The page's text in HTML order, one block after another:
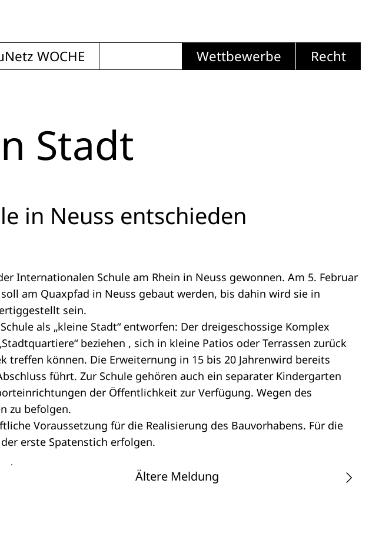
WOCHE Wettbewerbe Recht
Stadt
in Neuss entschieden
Internationalen Schule am Rhein in Neuss gewonnen. Am 5. Februar
am Quaxpfad in Neuss gebaut werden, bis dahin wird sie in
sein.
als „kleine Stadt“ entworfen: Der dreigeschossige Komplex
beziehen , sich in kleine Patios oder Terrassen zurück
treffen können. Die Erweiternung in 15 bis 20 Jahrenwird bereits
führt. Zur Schule gehören auch ein separater Kindergarten
der Öffentlichkeit zur Verfügung. Wegen des
zu befolgen.
Voraussetzung für die Realisierung des Bauvorhabens. Für die
erste Spatenstich erfolgen.
Ältere Meldung